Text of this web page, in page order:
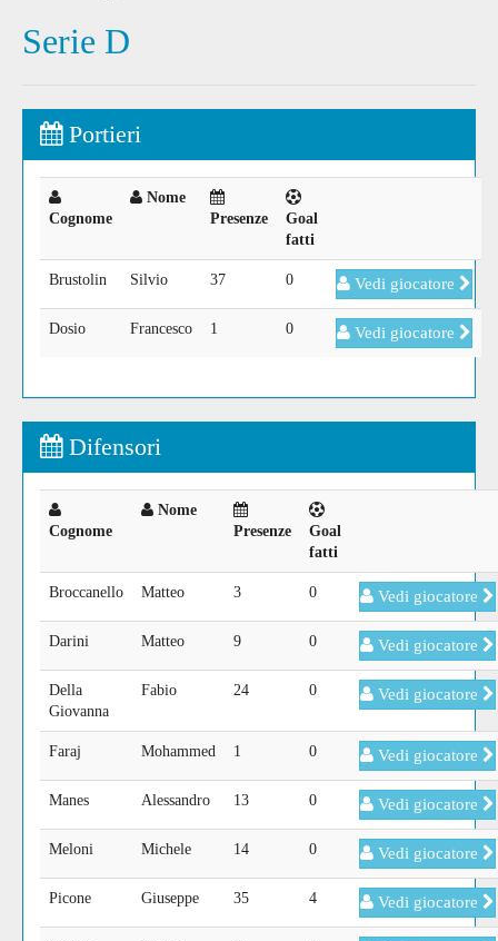
Serie D
Portieri
Cognome
Nome
Presenze
Goal
fatti
Brustolin Silvio 37 0 Vedi giocatore
Dosio Francesco 1 0 Vedi giocatore
Difensori
Cognome
Nome
Presenze
Goal
fatti
Broccanello Matteo 3 0 Vedi giocatore
Darini Matteo 9 0 Vedi giocatore
Della
Giovanna
Fabio 24 0 Vedi giocatore
Faraj Mohammed 1 0 Vedi giocatore
Manes Alessandro 13 0 Vedi giocatore
Meloni Michele 14 0 Vedi giocatore
Picone Giuseppe 35 4 Vedi giocatore